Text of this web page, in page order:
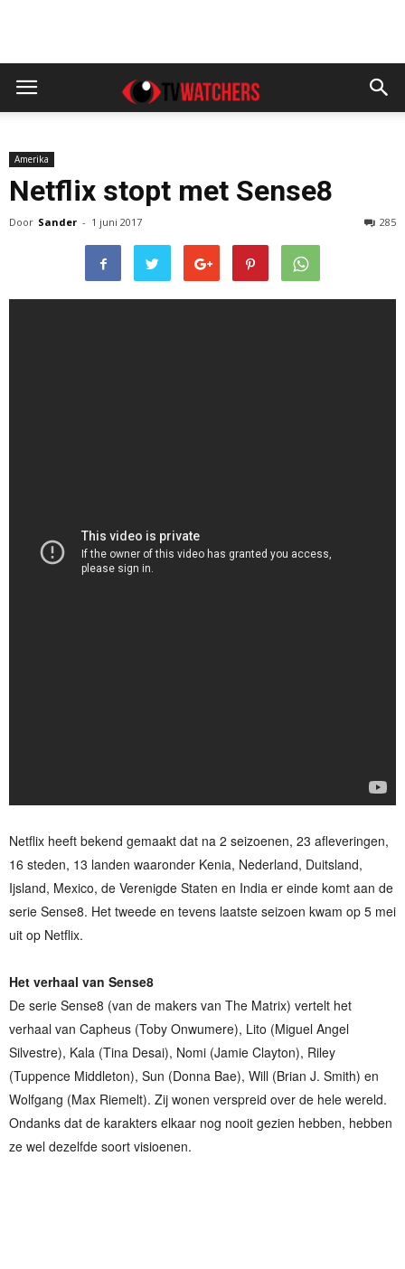
Amerika
Netflix stopt met Sense8
Door Sander - 1 juni 2017 285
Netflix heeft bekend gemaakt dat na 2 seizoenen, 23 afleveringen,
16 steden, 13 landen waaronder Kenia, Nederland, Duitsland,
Ijsland, Mexico, de Verenigde Staten en India er einde komt aan de
serie Sense8. Het tweede en tevens laatste seizoen kwam op 5 mei
uit op Netflix.
Het verhaal van Sense8
De serie Sense8 (van de makers van The Matrix) vertelt het
verhaal van Capheus (Toby Onwumere), Lito (Miguel Angel
Silvestre), Kala (Tina Desai), Nomi (Jamie Clayton), Riley
(Tuppence Middleton), Sun (Donna Bae), Will (Brian J. Smith) en
Wolfgang (Max Riemelt). Zij wonen verspreid over de hele wereld.
Ondanks dat de karakters elkaar nog nooit gezien hebben, hebben
ze wel dezelfde soort visioenen.